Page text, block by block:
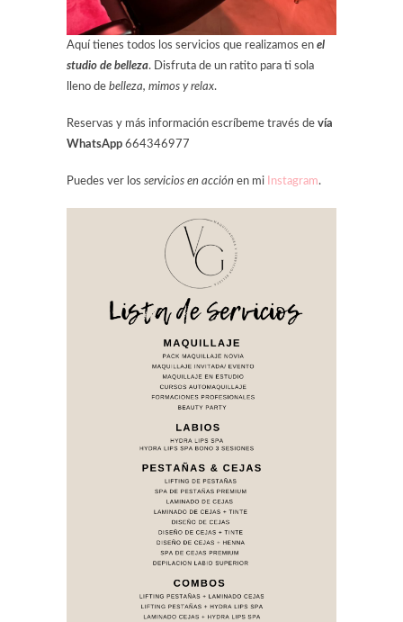
Aquí tienes todos los servicios que realizamos en el
studio de belleza. Disfruta de un ratito para ti sola
lleno de belleza, mimos y relax.
Reservas y más información escríbeme través de vía
WhatsApp 664346977
Puedes ver los servicios en acción en mi Instagram.